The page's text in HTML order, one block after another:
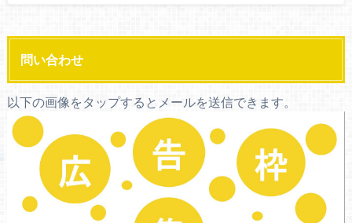
問い合わせ
以下の画像をタップするとメールを送信できます。